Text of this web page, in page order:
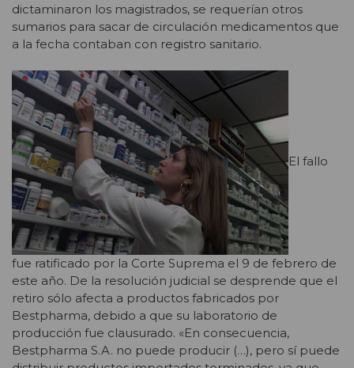
dictaminaron los magistrados, se requerían otros
sumarios para sacar de circulación medicamentos que
a la fecha contaban con registro sanitario.
El fallo
fue ratificado por la Corte Suprema el 9 de febrero de
este año. De la resolución judicial se desprende que el
retiro sólo afecta a productos fabricados por
Bestpharma, debido a que su laboratorio de
producción fue clausurado. «En consecuencia,
Bestpharma S.A. no puede producir (…), pero sí puede